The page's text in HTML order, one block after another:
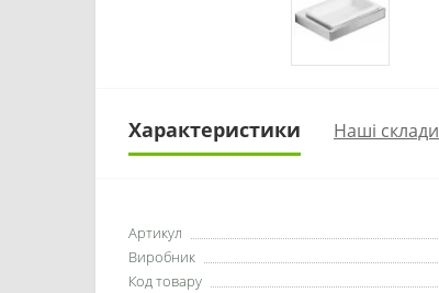
Характеристики Наші склади
Артикул
Виробник
Код товару